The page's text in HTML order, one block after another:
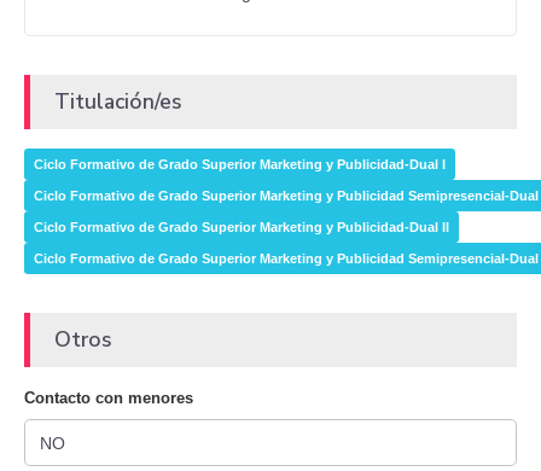
Titulación/es
Ciclo Formativo de Grado Superior Marketing y Publicidad-Dual I
Ciclo Formativo de Grado Superior Marketing y Publicidad Semipresencial-Dual
Ciclo Formativo de Grado Superior Marketing y Publicidad-Dual II
Ciclo Formativo de Grado Superior Marketing y Publicidad Semipresencial-Dual
Otros
Contacto con menores